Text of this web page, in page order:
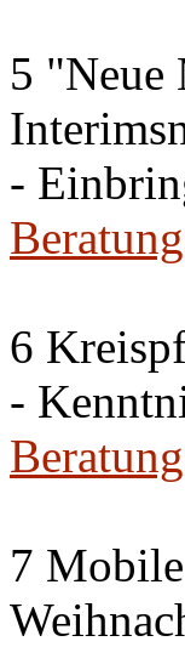
5 "Neue
-
6
-
7